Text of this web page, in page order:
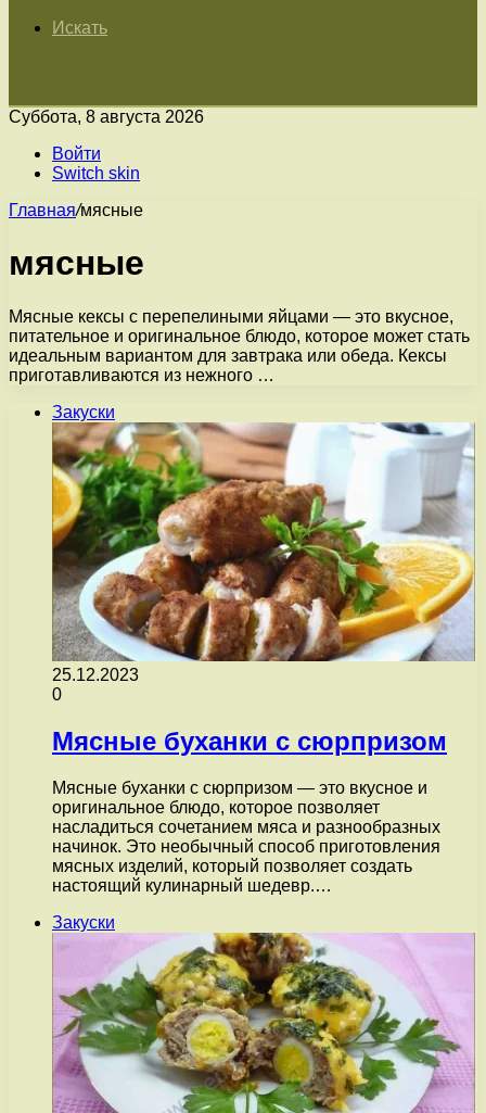
Искать
Суббота, 8 августа 2026
Войти
Switch skin
Главная/мясные
мясные
Мясные кексы с перепелиными яйцами — это вкусное,
питательное и оригинальное блюдо, которое может стать
идеальным вариантом для завтрака или обеда. Кексы
приготавливаются из нежного …
Закуски
25.12.2023
0
Мясные буханки с сюрпризом
Мясные буханки с сюрпризом — это вкусное и
оригинальное блюдо, которое позволяет
насладиться сочетанием мяса и разнообразных
начинок. Это необычный способ приготовления
мясных изделий, который позволяет создать
настоящий кулинарный шедевр.…
Закуски